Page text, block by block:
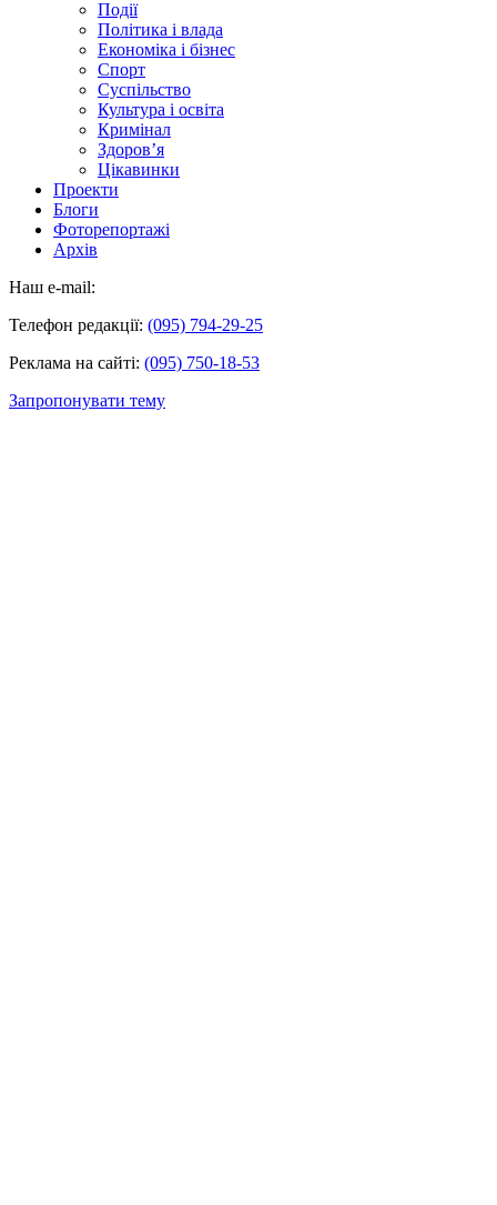
Події
Політика і влада
Економіка і бізнес
Спорт
Суспільство
Культура і освіта
Кримінал
Здоров’я
Цікавинки
Проекти
Блоги
Фоторепортажі
Архів
Наш e-mail:
Телефон редакції: (095) 794-29-25
Реклама на сайті: (095) 750-18-53
Запропонувати тему